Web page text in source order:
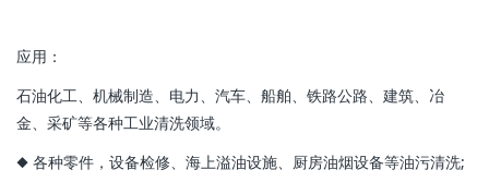
应用：
石油化工、机械制造、电力、汽车、船舶、铁路公路、建筑、冶
金、采矿等各种工业清洗领域。
◆ 各种零件，设备检修、海上溢油设施、厨房油烟设备等油污清洗;